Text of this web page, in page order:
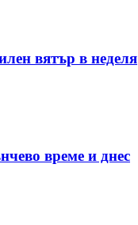
вятър в неделя
време и днес